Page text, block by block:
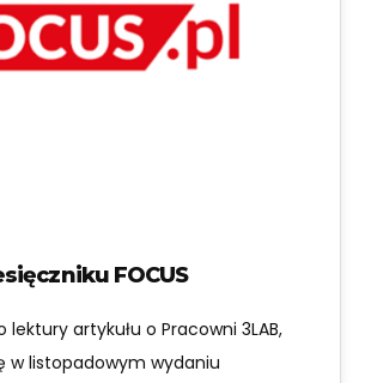
FOCUS
lektury artykułu o Pracowni 3LAB,
w listopadowym wydaniu